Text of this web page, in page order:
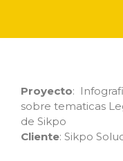
Proyecto:
sobre tematicas
de Sikpo
Cliente: Sikpo